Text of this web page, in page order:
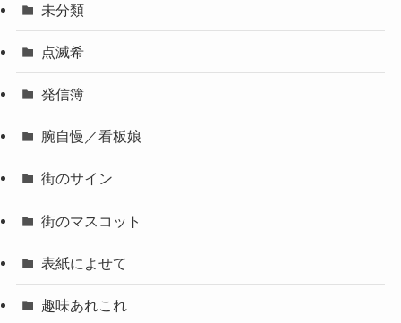
未分類
点滅希
発信簿
腕自慢／看板娘
街のサイン
街のマスコット
表紙によせて
趣味あれこれ